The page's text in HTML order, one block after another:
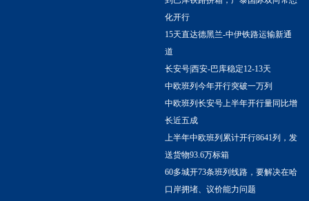
化开行
15天直达德黑兰-中伊铁路运输新通
道
长安号|西安-巴库稳定12-13天
中欧班列今年开行突破一万列
中欧班列长安号上半年开行量同比增
长近五成
上半年中欧班列累计开行8641列，发
送货物93.6万标箱
60多城开73条班列线路，要解决在哈
口岸拥堵、议价能力问题